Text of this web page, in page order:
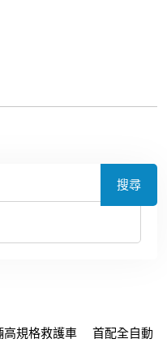
歡慶活動中心電梯啟用
日起全面升級「1劑搞定」